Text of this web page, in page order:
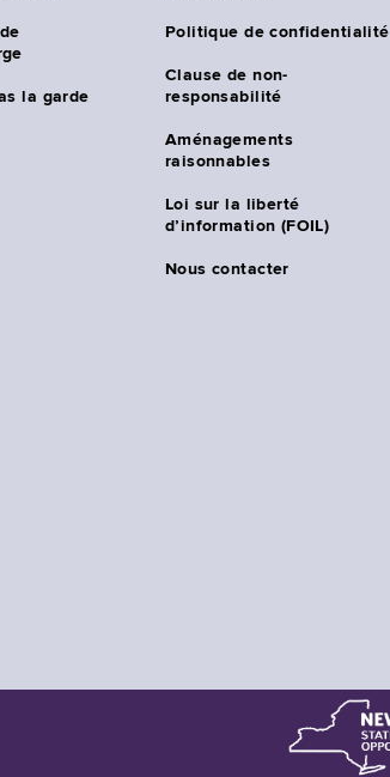
la garde
Politique de confidentialité
Clause de non-
responsabilité
Aménagements
raisonnables
Loi sur la liberté
d’information (FOIL)
Nous contacter